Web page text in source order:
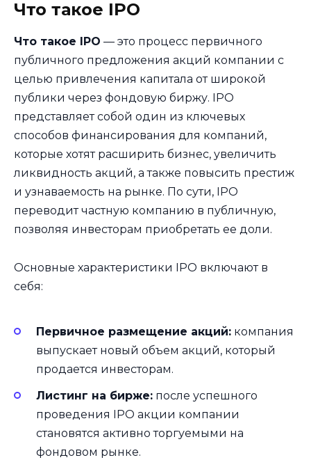
Что такое IPO
Что такое IPO — это процесс первичного
публичного предложения акций компании с
целью привлечения капитала от широкой
публики через фондовую биржу. IPO
представляет собой один из ключевых
способов финансирования для компаний,
которые хотят расширить бизнес, увеличить
ликвидность акций, а также повысить престиж
и узнаваемость на рынке. По сути, IPO
переводит частную компанию в публичную,
позволяя инвесторам приобретать ее доли.
Основные характеристики IPO включают в
себя:
Первичное размещение акций: компания
выпускает новый объем акций, который
продается инвесторам.
Листинг на бирже: после успешного
проведения IPO акции компании
становятся активно торгуемыми на
фондовом рынке.